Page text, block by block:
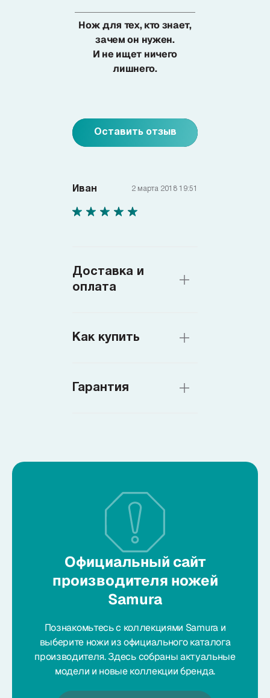
Нож для тех, кто знает,
зачем он нужен.
И не ищет ничего
лишнего.
Оставить отзыв
Иван 2 марта 2018 19:51
Доставка и
оплата
Как купить
Гарантия
Официальный сайт
производителя ножей
Samura
Познакомьтесь с коллекциями Samura и
выберите ножи из официального каталога
производителя. Здесь собраны актуальные
модели и новые коллекции бренда.